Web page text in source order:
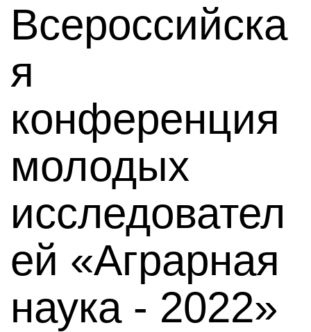
Всероссийска
я
конференция
молодых
исследовател
ей «Аграрная
наука - 2022»